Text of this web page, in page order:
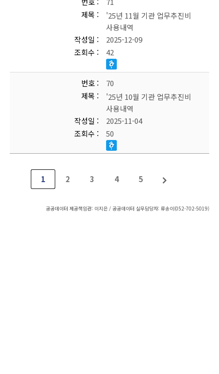
제목
'25년 11월 기관 업무추진비
사용내역
작성일
2025-12-09
조회수
42
번호
70
제목
'25년 10월 기관 업무추진비
사용내역
작성일
2025-11-04
조회수
50
1 2 3 4 5
공공데이터 제공책임관: 이지은 / 공공데이터 실무담당자: 류송이(052-702-5019)